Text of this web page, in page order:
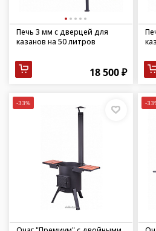
Печь 3 мм с дверцей для
казанов на 50 литров
18 500 ₽
-33% -